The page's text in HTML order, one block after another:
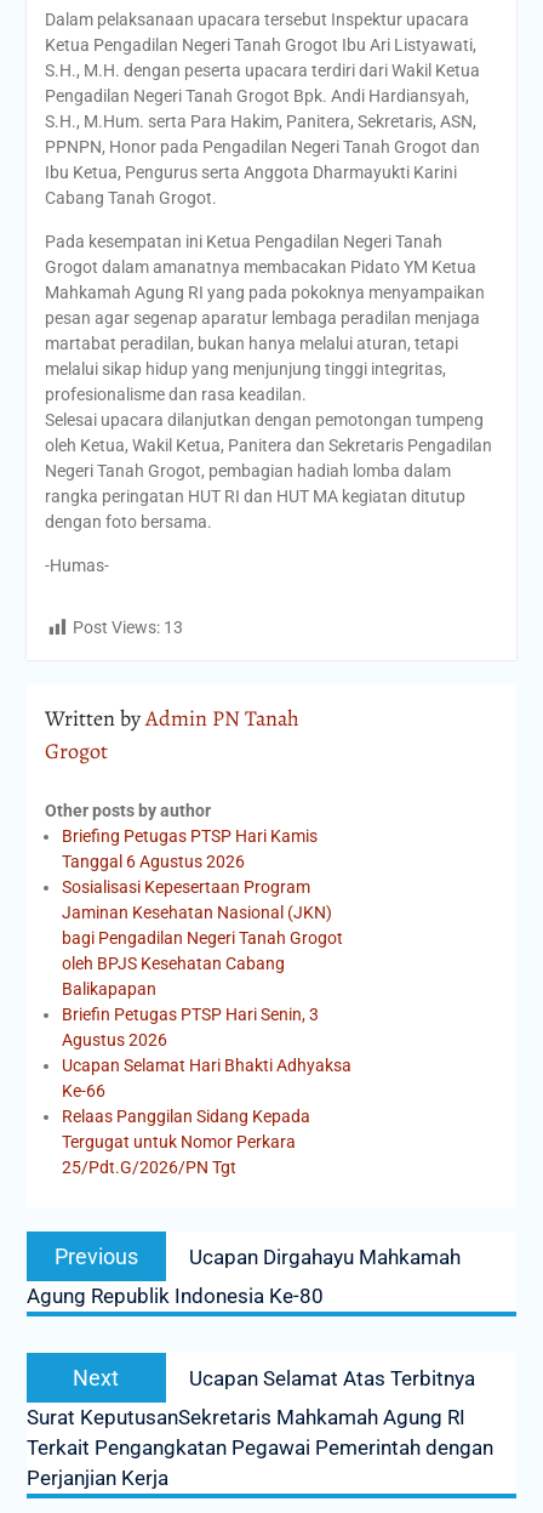
Dalam pelaksanaan upacara tersebut Inspektur upacara
Ketua Pengadilan Negeri Tanah Grogot Ibu Ari Listyawati,
S.H., M.H. dengan peserta upacara terdiri dari Wakil Ketua
Pengadilan Negeri Tanah Grogot Bpk. Andi Hardiansyah,
S.H., M.Hum. serta Para Hakim, Panitera, Sekretaris, ASN,
PPNPN, Honor pada Pengadilan Negeri Tanah Grogot dan
Ibu Ketua, Pengurus serta Anggota Dharmayukti Karini
Cabang Tanah Grogot.
Pada kesempatan ini Ketua Pengadilan Negeri Tanah
Grogot dalam amanatnya membacakan Pidato YM Ketua
Mahkamah Agung RI yang pada pokoknya menyampaikan
pesan agar segenap aparatur lembaga peradilan menjaga
martabat peradilan, bukan hanya melalui aturan, tetapi
melalui sikap hidup yang menjunjung tinggi integritas,
profesionalisme dan rasa keadilan.
Selesai upacara dilanjutkan dengan pemotongan tumpeng
oleh Ketua, Wakil Ketua, Panitera dan Sekretaris Pengadilan
Negeri Tanah Grogot, pembagian hadiah lomba dalam
rangka peringatan HUT RI dan HUT MA kegiatan ditutup
dengan foto bersama.
-Humas-
Post Views: 13
Written byAdmin PN Tanah
Grogot
Other posts by author
Briefing Petugas PTSP Hari Kamis
Tanggal 6 Agustus 2026
Sosialisasi Kepesertaan Program
Jaminan Kesehatan Nasional (JKN)
bagi Pengadilan Negeri Tanah Grogot
oleh BPJS Kesehatan Cabang
Balikapapan
Briefin Petugas PTSP Hari Senin, 3
Agustus 2026
Ucapan Selamat Hari Bhakti Adhyaksa
Ke-66
Relaas Panggilan Sidang Kepada
Tergugat untuk Nomor Perkara
25/Pdt.G/2026/PN Tgt
Previous
Ucapan Dirgahayu Mahkamah
Agung Republik Indonesia Ke-80
Next
Ucapan Selamat Atas Terbitnya
Surat KeputusanSekretaris Mahkamah Agung RI
Terkait Pengangkatan Pegawai Pemerintah dengan
Perjanjian Kerja